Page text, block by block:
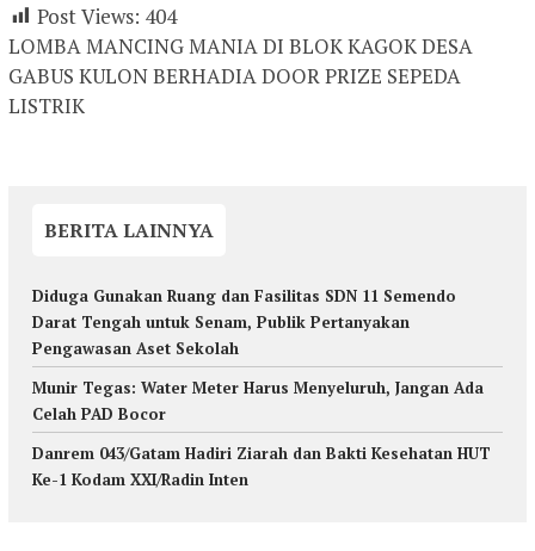
Post Views: 404
LOMBA MANCING MANIA DI BLOK KAGOK DESA
GABUS KULON BERHADIA DOOR PRIZE SEPEDA
LISTRIK
BERITA LAINNYA
Diduga Gunakan Ruang dan Fasilitas SDN 11 Semendo
Darat Tengah untuk Senam, Publik Pertanyakan
Pengawasan Aset Sekolah
Munir Tegas: Water Meter Harus Menyeluruh, Jangan Ada
Celah PAD Bocor
Danrem 043/Gatam Hadiri Ziarah dan Bakti Kesehatan HUT
Ke-1 Kodam XXI/Radin Inten